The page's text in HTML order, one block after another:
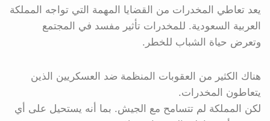
يعد تعاطي المخدرات من القضايا المهمة التي تواجه المملكة
العربية السعودية. للمخدرات تأثير مفسد في المجتمع
وتعرض حياة الشباب للخطر.
هناك الكثير من العقوبات المنظمة ضد العسكريين الذين
يتعاطون المخدرات.
لكن المملكة لم تتسامح مع الجيش. بما أنه يستحيل على أي